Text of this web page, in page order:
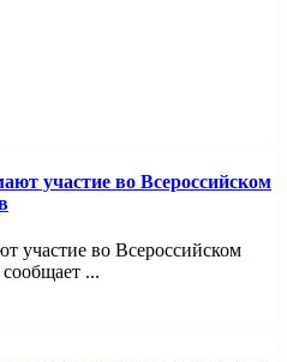
участие во Всероссийском
во Всероссийском
...